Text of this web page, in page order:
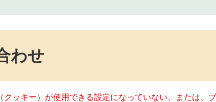
わせ
クッキー）が使用できる設定になっていない、または